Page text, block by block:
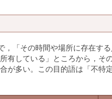
，「その時間や場所に存在す
有している」ところから，そ
が多い。この目的語は「不特